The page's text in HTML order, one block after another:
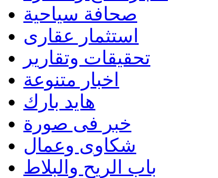
صحافة سياحية
استثمار عقارى
تحقيقات وتقارير
اخبار متنوعة
هايد بارك
خبر فى صورة
شكاوى وعمال
باب الريح والبلاط